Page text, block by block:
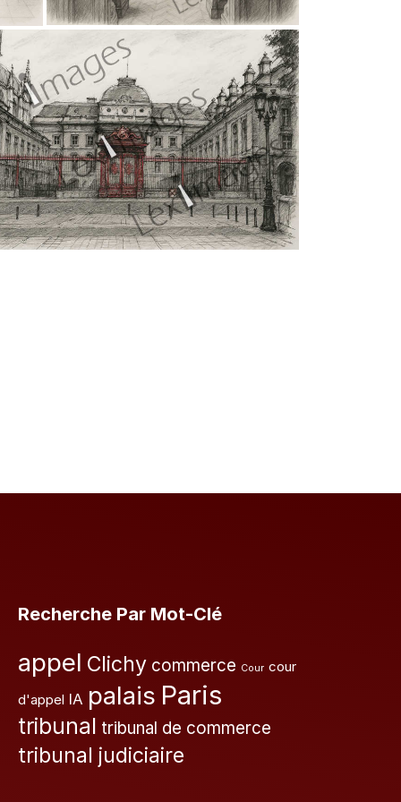
Recherche Par Mot-Clé
appel Clichy commerce Cour cour
d'appel IA palais Paris
tribunal tribunal de commerce
tribunal judiciaire